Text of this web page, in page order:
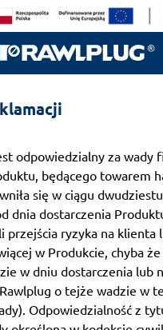
odpowiedzialny za wady
będącego towarem
się w ciągu
dnia dostarczenia
przejścia ryzyka na klienta
w Produkcie, chyba
w dniu dostarczenia lub
o tejże wadzie w
Odpowiedzialność z